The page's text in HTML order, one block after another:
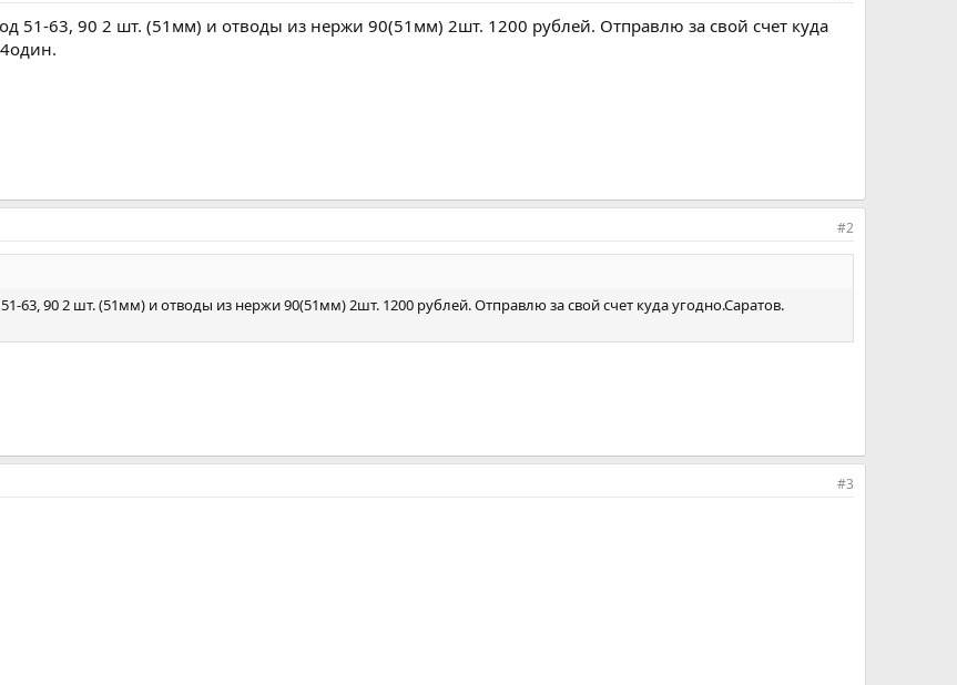
51-63, 90 2 шт. (51мм) и отводы из нержи 90(51мм) 2шт. 1200 рублей. Отправлю за свой счет куда
#2
63, 90 2 шт. (51мм) и отводы из нержи 90(51мм) 2шт. 1200 рублей. Отправлю за свой счет куда угодно.Саратов.
#3